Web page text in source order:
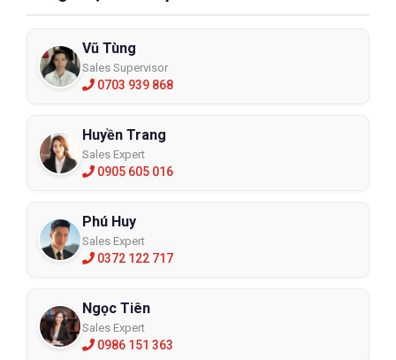
Vũ Tùng
Sales Supervisor
0703 939 868
Huyền Trang
Sales Expert
0905 605 016
Phú Huy
Sales Expert
0372 122 717
Ngọc Tiên
Sales Expert
0986 151 363